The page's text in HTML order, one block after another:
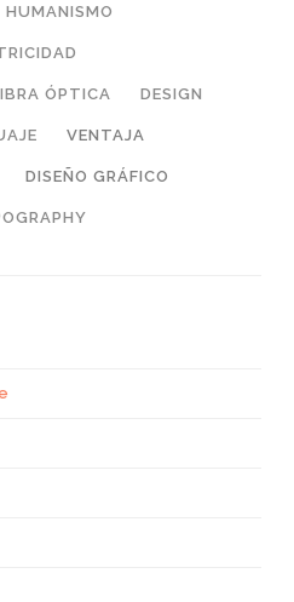
HUMANISMO
ÓPTICA DESIGN
VENTAJA
DISEÑO GRÁFICO